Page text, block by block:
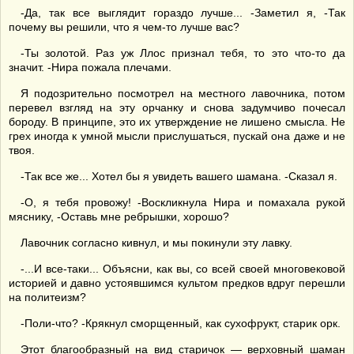
-Да, так все выглядит гораздо лучше... -Заметил я, -Так
почему вы решили, что я чем-то лучше вас?
-Ты золотой. Раз уж Ллос признал тебя, то это что-то да
значит. -Нира пожала плечами.
Я подозрительно посмотрел на местного лавочника, потом
перевел взгляд на эту орчанку и снова задумчиво почесал
бороду. В принципе, это их утверждение не лишено смысла. Не
грех иногда к умной мысли прислушаться, пускай она даже и не
твоя.
-Так все же... Хотел бы я увидеть вашего шамана. -Сказал я.
-О, я тебя провожу! -Воскликнула Нира и помахала рукой
мяснику, -Оставь мне ребрышки, хорошо?
Лавочник согласно кивнул, и мы покинули эту лавку.
-...И все-таки... Объясни, как вы, со всей своей многовековой
историей и давно устоявшимся культом предков вдруг перешли
на политеизм?
-Поли-что? -Крякнул сморщенный, как сухофрукт, старик орк.
Этот благообразный на вид старичок — верховный шаман